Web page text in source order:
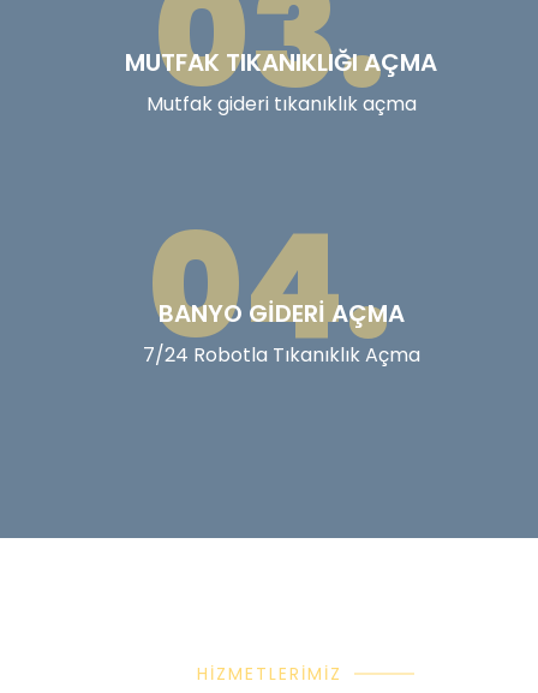
MUTFAK TIKANIKLIĞI AÇMA
Mutfak gideri tıkanıklık açma
04.
BANYO GIDERI AÇMA
7/24 Robotla Tıkanıklık Açma
HIZMETLERIMIZ